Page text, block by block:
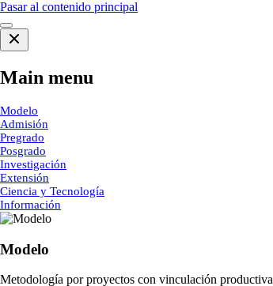
Pasar al contenido principal
Main menu
Modelo
Admisión
Pregrado
Posgrado
Investigación
Extensión
Ciencia y Tecnología
Información
Modelo
Metodología por proyectos con vinculación productiva